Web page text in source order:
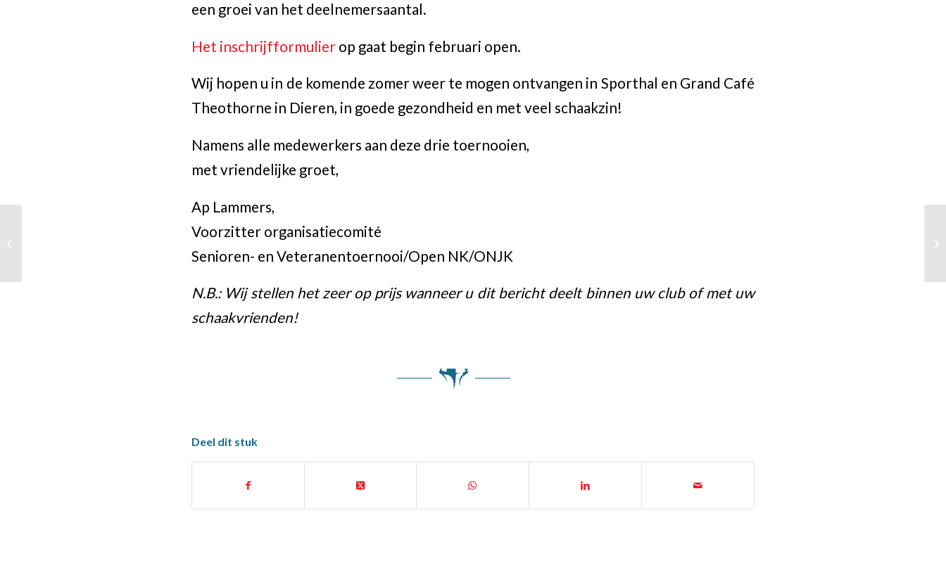
een groei van het deelnemersaantal.
Het inschrijfformulierop gaat begin februari open.
Wij hopen u in de komende zomer weer te mogen ontvangen in Sporthal en Grand Café
Theothorne in Dieren, in goede gezondheid en met veel schaakzin!
Namens alle medewerkers aan deze drie toernooien,
met vriendelijke groet,
Ap Lammers,
Voorzitter organisatiecomité
Senioren- en Veteranentoernooi/Open NK/ONJK
N.B.: Wij stellen het zeer op prijs wanneer u dit bericht deelt binnen uw club of met uw
schaakvrienden!
Deel dit stuk